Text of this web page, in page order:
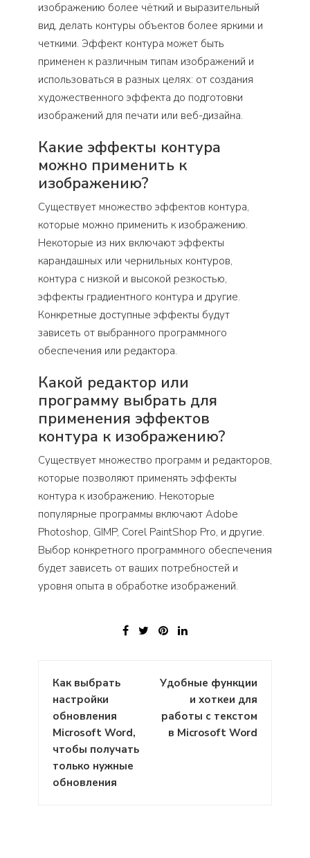
изображению более чёткий и выразительный
вид, делать контуры объектов более яркими и
четкими. Эффект контура может быть
применен к различным типам изображений и
использоваться в разных целях: от создания
художественного эффекта до подготовки
изображений для печати или веб-дизайна.
Какие эффекты контура
можно применить к
изображению?
Существует множество эффектов контура,
которые можно применить к изображению.
Некоторые из них включают эффекты
карандашных или чернильных контуров,
контура с низкой и высокой резкостью,
эффекты градиентного контура и другие.
Конкретные доступные эффекты будут
зависеть от выбранного программного
обеспечения или редактора.
Какой редактор или
программу выбрать для
применения эффектов
контура к изображению?
Существует множество программ и редакторов,
которые позволяют применять эффекты
контура к изображению. Некоторые
популярные программы включают Adobe
Photoshop, GIMP, Corel PaintShop Pro, и другие.
Выбор конкретного программного обеспечения
будет зависеть от ваших потребностей и
уровня опыта в обработке изображений.
Навигация
по
записям
Как выбрать
настройки
обновления
Microsoft Word,
чтобы получать
только нужные
обновления
Удобные функции
и хоткеи для
работы с текстом
в Microsoft Word